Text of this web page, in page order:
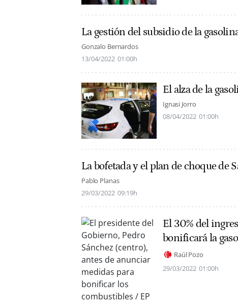
La gestión del subsidio de la
Gonzalo Bernardos
13/04/2022 01:00h
El alza de la
Ignasi Jorro
08/04/2022 01:00h
La bofetada y el plan de choque de
Pablo Planas
29/03/2022 09:19h
El 30% del
bonificará la
Raúl Pozo
29/03/2022 01:00h